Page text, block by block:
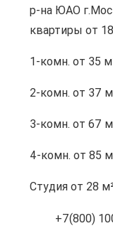
р-на ЮАО
квартиры от
1-комн. от 35
2-комн. от 37
3-комн. от 67
4-комн. от 85
Студия от 28
+7(800)